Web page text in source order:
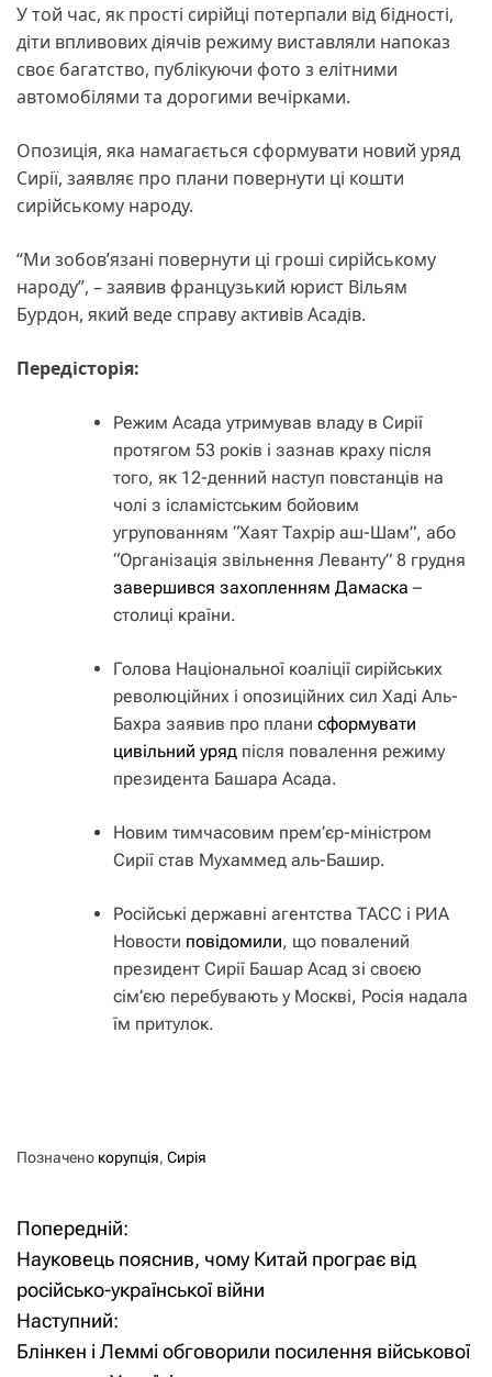
У той час, як прості сирійці потерпали від бідності,
діти впливових діячів режиму виставляли напоказ
своє багатство, публікуючи фото з елітними
автомобілями та дорогими вечірками.
Опозиція, яка намагається сформувати новий уряд
Сирії, заявляє про плани повернути ці кошти
сирійському народу.
“Ми зобов’язані повернути ці гроші сирійському
народу”, – заявив французький юрист Вільям
Бурдон, який веде справу активів Асадів.
Передісторія:
Режим Асада утримував владу в Сирії
протягом 53 років і зазнав краху після
того, як 12-денний наступ повстанців на
чолі з ісламістським бойовим
угрупованням “Хаят Тахрір аш-Шам”, або
“Організація звільнення Леванту” 8 грудня
завершився захопленням Дамаска –
столиці країни.
Голова Національної коаліції сирійських
революційних і опозиційних сил Хаді Аль-
Бахра заявив про плани сформувати
цивільний уряд після повалення режиму
президента Башара Асада.
Новим тимчасовим прем’єр-міністром
Сирії став Мухаммед аль-Башир.
Російські державні агентства ТАСС і РИА
Новости повідомили, що повалений
президент Сирії Башар Асад зі своєю
сім’єю перебувають у Москві, Росія надала
їм притулок.
Позначено корупція, Сирія
Н
а
в
Попередній:
Науковець пояснив, чому Китай програє від
російсько-української війни
Наступний:
Блінкен і Леммі обговорили посилення військової